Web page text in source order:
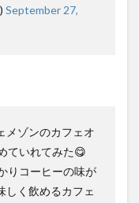
September 27,
メゾンのカフェオ
ていれてみた😋
りコーヒーの味が
しく飲めるカフェ